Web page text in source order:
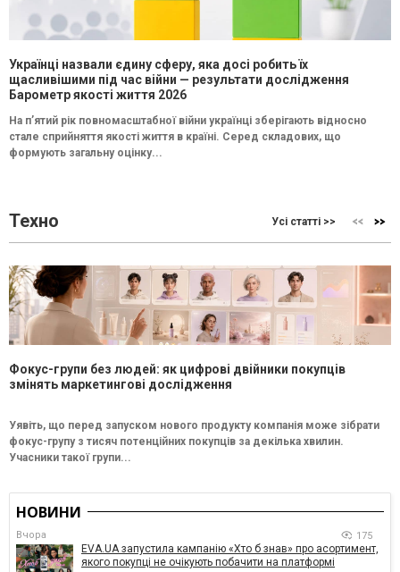
Українці назвали єдину сферу, яка досі робить їх
щасливішими під час війни — результати дослідження
Барометр якості життя 2026
На п’ятий рік повномасштабної війни українці зберігають відносно
стале сприйняття якості життя в країні. Серед складових, що
формують загальну оцінку...
Техно Усі статті >>
Фокус-групи без людей: як цифрові двійники покупців
змінять маркетингові дослідження
Уявіть, що перед запуском нового продукту компанія може зібрати
фокус-групу з тисяч потенційних покупців за декілька хвилин.
Учасники такої групи...
НОВИНИ
Вчора 175
EVA.UA запустила кампанію «Хто б знав» про асортимент,
якого покупці не очікують побачити на платформі